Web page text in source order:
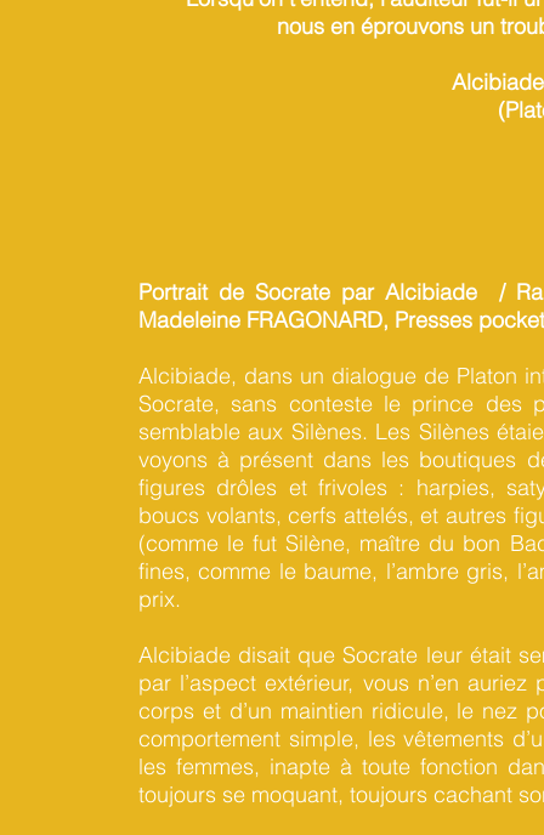
nous en éprouvons un
Portrait de Socrate par Alcibiade /
Madeleine FRAGONARD, Presses
Alcibiade, dans un dialogue de Platon
Socrate, sans conteste le prince des
semblable aux Silènes. Les Silènes
voyons à présent dans les boutiques
figures drôles et frivoles : harpies,
boucs volants, cerfs attelés, et autres
(comme le fut Silène, maître du bon
fines, comme le baume, l’ambre gris,
prix.
Alcibiade disait que Socrate leur était
par l’aspect extérieur, vous n’en
corps et d’un maintien ridicule, le nez
comportement simple, les vêtements
les femmes, inapte à toute fonction
toujours se moquant, toujours cachant